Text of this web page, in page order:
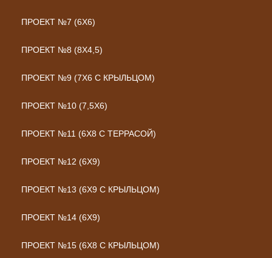
ПРОЕКТ №7 (6Х6)
ПРОЕКТ №8 (8Х4,5)
ПРОЕКТ №9 (7Х6 С КРЫЛЬЦОМ)
ПРОЕКТ №10 (7,5Х6)
ПРОЕКТ №11 (6Х8 С ТЕРРАСОЙ)
ПРОЕКТ №12 (6Х9)
ПРОЕКТ №13 (6Х9 С КРЫЛЬЦОМ)
ПРОЕКТ №14 (6Х9)
ПРОЕКТ №15 (6Х8 С КРЫЛЬЦОМ)